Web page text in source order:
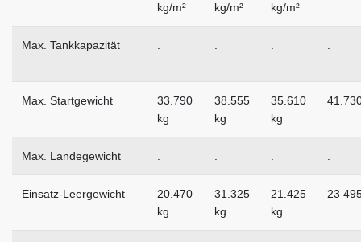
kg/m²
kg/m²
kg/m²
Max. Tankkapazität
Max. Startgewicht
33.790
kg
38.555
kg
35.610
kg
Max. Landegewicht
Einsatz-Leergewicht
20.470
kg
31.325
kg
21.425
kg
23